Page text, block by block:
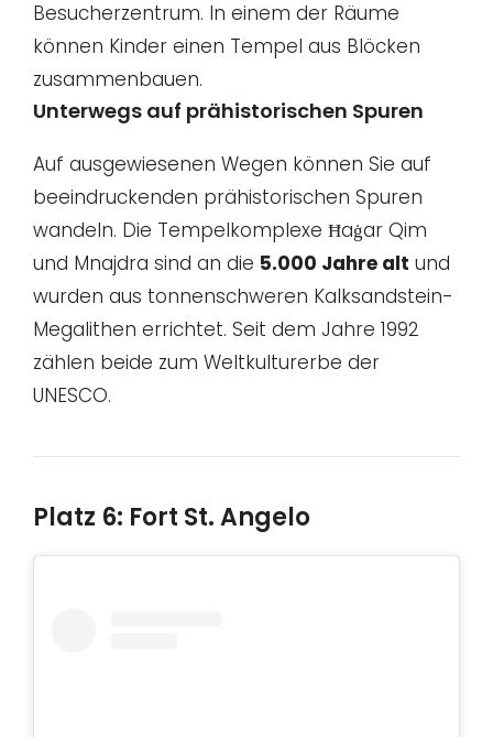
Besucherzentrum. In einem der Räume
können Kinder einen Tempel aus Blöcken
zusammenbauen.
Unterwegs auf prähistorischen Spuren
Auf ausgewiesenen Wegen können Sie auf
beeindruckenden prähistorischen Spuren
wandeln. Die Tempelkomplexe Ħaġar Qim
und Mnajdra sind an die 5.000 Jahre alt und
wurden aus tonnenschweren Kalksandstein-
Megalithen errichtet. Seit dem Jahre 1992
zählen beide zum Weltkulturerbe der
UNESCO.
Platz 6: Fort St. Angelo